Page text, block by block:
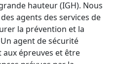
hauteur (IGH). Nous
agents des services de
la prévention et la
agent de sécurité
épreuves et être